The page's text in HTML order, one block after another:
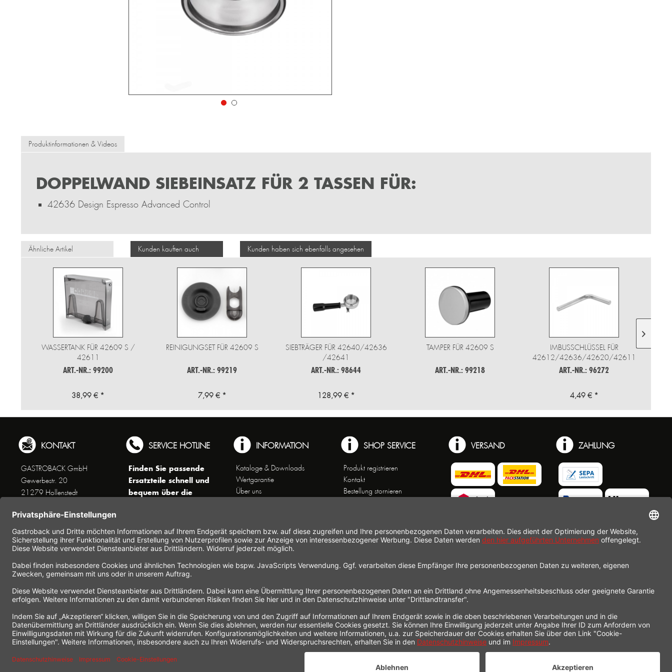
Produktinformationen & Videos
DOPPELWAND SIEBEINSATZ FÜR 2 TASSEN FÜR:
42636 Design Espresso Advanced Control
Ähnliche Artikel Kunden kauften auch Kunden haben sich ebenfalls angesehen
WASSERTANK FÜR 42609 S /
42611
ART.-NR.: 99200
38,99 € *
REINIGUNGSET FÜR 42609 S
ART.-NR.: 99219
7,99 € *
SIEBTRÄGER FÜR 42640/42636
/42641
ART.-NR.: 98644
128,99 € *
TAMPER FÜR 42609 S
ART.-NR.: 99218
IMBUSSCHLÜSSEL FÜR
42612/42636/42620/42611
ART.-NR.: 96272
4,49 € *
KONTAKT
GASTROBACK GmbH
Gewerbestr. 20
21279 Hollenstedt
SERVICE HOTLINE
Finden Sie passende
Ersatzteile schnell und
bequem über die
erreichen Sie telefonisch
Dienstags bis Donnerstags von
10 bis 16 Uhr (außer an
Feiertagen) unter Telefon +49
(0) 41 65 / 22 25 - 0
Nutzen Sie unser
Kontaktformular für eine
schnelle und einfache
Kontaktaufnahme.
INFORMATION
Kataloge & Downloads
Wertgarantie
Über uns
Affiliate-Partnerprogramm
Themenwelten
Handelsvertretungen
Geschäftsbedingungen
Hinweise zur
Elektroaltgeräteentsorgung
Impressum
SHOP SERVICE
Produkt registrieren
Kontakt
Bestellung stornieren
Widerrufsformular
VERSAND ZAHLUNG